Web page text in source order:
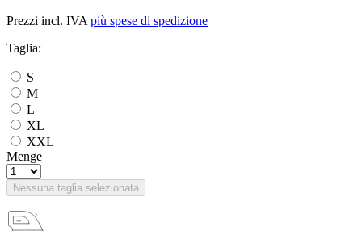
Prezzi incl. IVA più spese di spedizione
Taglia:
S
M
L
XL
XXL
Menge
Nessuna taglia selezionata